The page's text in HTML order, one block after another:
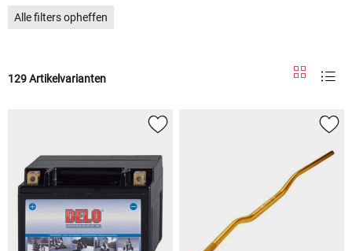
Alle filters opheffen
129 Artikelvarianten